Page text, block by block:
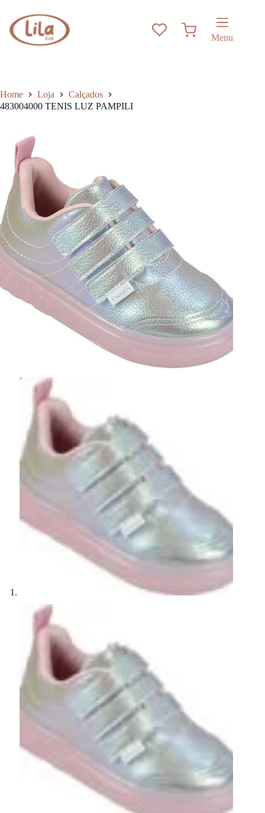
conteúdo
Carrinho
Menu
Home Loja
Calçados
483004000 TENIS LUZ PAMPILI